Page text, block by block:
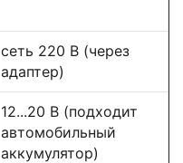
сеть 220 В (через
адаптер)
12...20 В (подходит
автомобильный
аккумулятор)